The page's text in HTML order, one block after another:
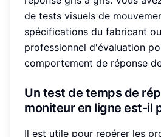
de tests visuels de
spécifications du fabricant
professionnel d'évaluation
comportement de réponse
Un test de temps de
moniteur en ligne est-il
Il est utile pour repérer les